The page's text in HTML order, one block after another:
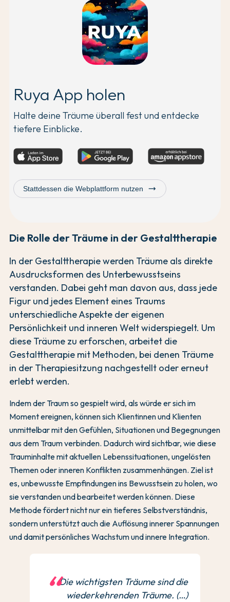
Ruya App holen
Halte deine Träume überall fest und entdecke
tiefere Einblicke.
Stattdessen die Webplattform nutzen trending_flat
Die Rolle der Träume in der Gestalttherapie
In der Gestalttherapie werden Träume als direkte
Ausdrucksformen des Unterbewusstseins
verstanden. Dabei geht man davon aus, dass jede
Figur und jedes Element eines Traums
unterschiedliche Aspekte der eigenen
Persönlichkeit und inneren Welt widerspiegelt. Um
diese Träume zu erforschen, arbeitet die
Gestalttherapie mit Methoden, bei denen Träume
in der Therapiesitzung nachgestellt oder erneut
erlebt werden.
Indem der Traum so gespielt wird, als würde er sich im
Moment ereignen, können sich Klientinnen und Klienten
unmittelbar mit den Gefühlen, Situationen und Begegnungen
aus dem Traum verbinden. Dadurch wird sichtbar, wie diese
Trauminhalte mit aktuellen Lebenssituationen, ungelösten
Themen oder inneren Konflikten zusammenhängen. Ziel ist
es, unbewusste Empfindungen ins Bewusstsein zu holen, wo
sie verstanden und bearbeitet werden können. Diese
Methode fördert nicht nur ein tieferes Selbstverständnis,
sondern unterstützt auch die Auflösung innerer Spannungen
und damit persönliches Wachstum und innere Integration.
Die wichtigsten Träume sind die
wiederkehrenden Träume. (…)